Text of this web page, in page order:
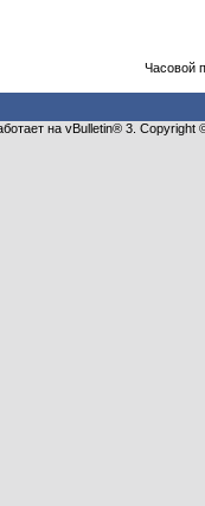
Часовой
на vBulletin® 3.